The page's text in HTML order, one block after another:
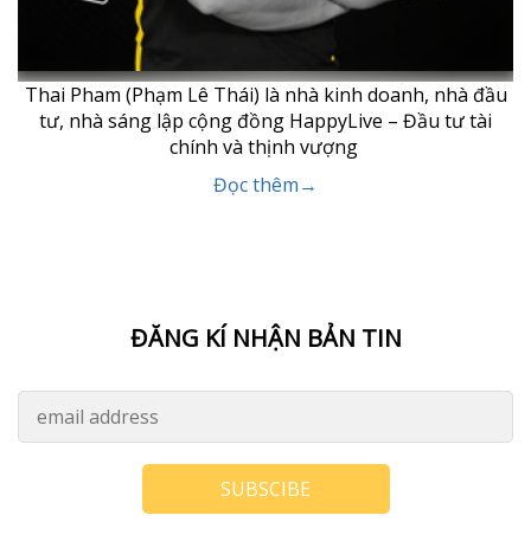
Thai Pham (Phạm Lê Thái) là nhà kinh doanh, nhà đầu
tư, nhà sáng lập cộng đồng HappyLive – Đầu tư tài
chính và thịnh vượng
Đọc thêm→
ĐĂNG KÍ NHẬN BẢN TIN
SUBSCIBE